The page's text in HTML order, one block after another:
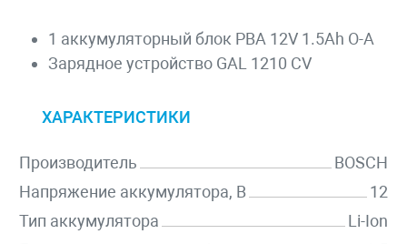
1 аккумуляторный блок PBA 12V 1.5Ah O-A
Зарядное устройство GAL 1210 CV
ХАРАКТЕРИСТИКИ
Производитель
BOSCH
Напряжение аккумулятора, В
12
Тип аккумулятора
Li-Ion